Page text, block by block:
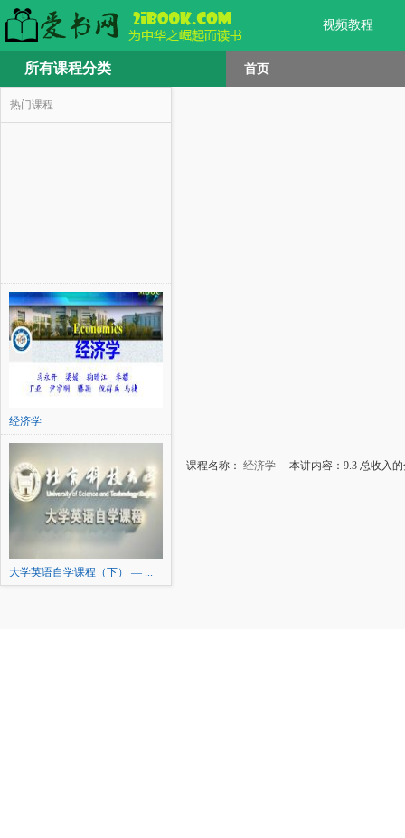
视频教程
所有课程分类 首页
热门课程
经济学
大学英语自学课程（下） — ...
课程名称： 经济学 本讲内容：9.3 总收入的